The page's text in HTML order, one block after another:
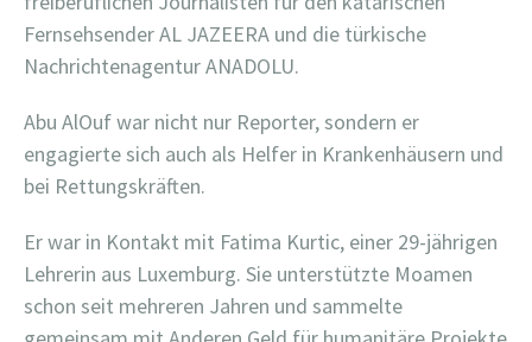
Fernsehsender AL JAZEERA und die türkische
Nachrichtenagentur ANADOLU.
Abu AlOuf war nicht nur Reporter, sondern er
engagierte sich auch als Helfer in Krankenhäusern und
bei Rettungskräften.
Er war in Kontakt mit Fatima Kurtic, einer 29-jährigen
Lehrerin aus Luxemburg. Sie unterstützte Moamen
schon seit mehreren Jahren und sammelte